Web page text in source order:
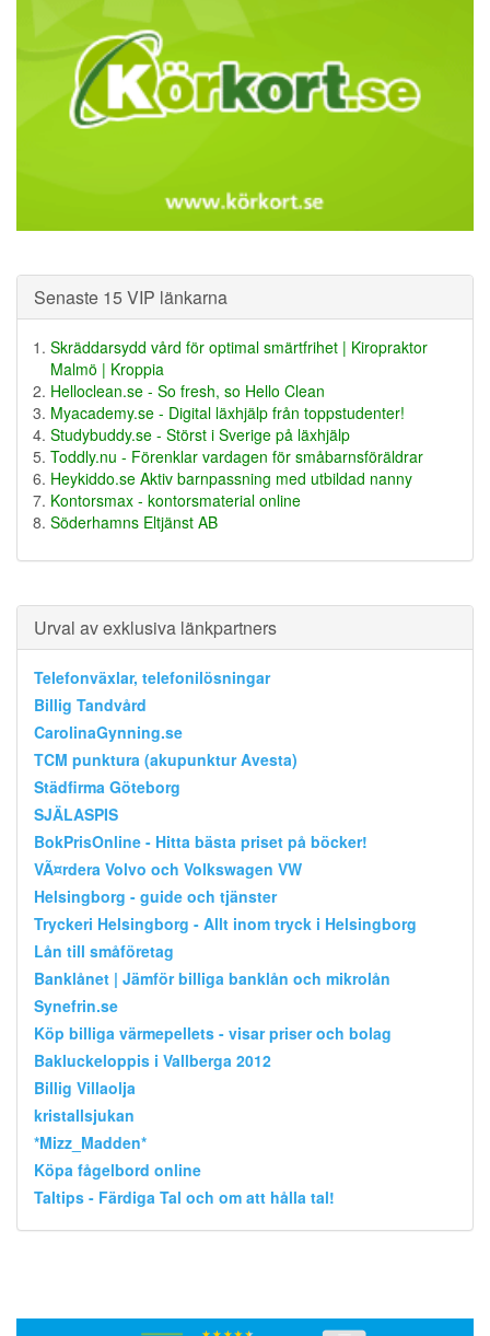
Senaste 15 VIP länkarna
Skräddarsydd vård för optimal smärtfrihet | Kiropraktor
Malmö | Kroppia
Helloclean.se - So fresh, so Hello Clean
Myacademy.se - Digital läxhjälp från toppstudenter!
Studybuddy.se - Störst i Sverige på läxhjälp
Toddly.nu - Förenklar vardagen för småbarnsföräldrar
Heykiddo.se Aktiv barnpassning med utbildad nanny
Kontorsmax - kontorsmaterial online
Söderhamns Eltjänst AB
Urval av exklusiva länkpartners
Telefonväxlar, telefonilösningar
Billig Tandvård
CarolinaGynning.se
TCM punktura (akupunktur Avesta)
Städfirma Göteborg
SJÄLASPIS
BokPrisOnline - Hitta bästa priset på böcker!
VÃ¤rdera Volvo och Volkswagen VW
Helsingborg - guide och tjänster
Tryckeri Helsingborg - Allt inom tryck i Helsingborg
Lån till småföretag
Banklånet | Jämför billiga banklån och mikrolån
Synefrin.se
Köp billiga värmepellets - visar priser och bolag
Bakluckeloppis i Vallberga 2012
Billig Villaolja
kristallsjukan
*Mizz_Madden*
Köpa fågelbord online
Taltips - Färdiga Tal och om att hålla tal!